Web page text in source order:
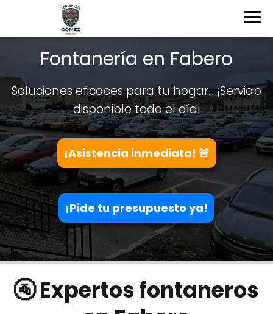
Fontanería en Fabero
Soluciones eficaces para tu hogar... ¡Servicio
disponible todo el día!
¡Asistencia inmediata! 🚨
¡Pide tu presupuesto ya!
🚰 Expertos fontaneros